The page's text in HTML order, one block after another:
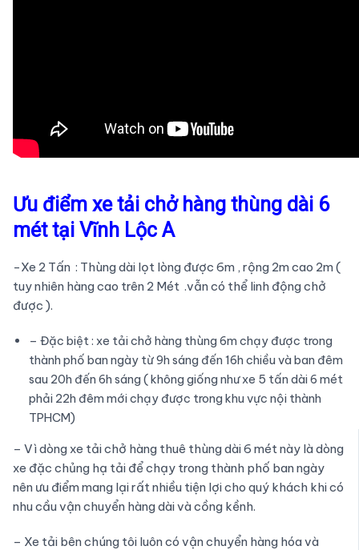
Ưu điểm xe tải chở hàng thùng dài 6
mét tại Vĩnh Lộc A
-Xe 2 Tấn : Thùng dài lọt lòng được 6m , rộng 2m cao 2m (
tuy nhiên hàng cao trên 2 Mét .vẫn có thể linh động chở
được ).
– Đặc biệt : xe tải chở hàng thùng 6m chạy được trong
thành phố ban ngày từ 9h sáng đến 16h chiều và ban đêm
sau 20h đến 6h sáng ( không giống như xe 5 tấn dài 6 mét
phải 22h đêm mới chạy được trong khu vực nội thành
TPHCM)
– Vì dòng xe tải chở hàng thuê thùng dài 6 mét này là dòng
xe đặc chủng hạ tải để chạy trong thành phố ban ngày
nên ưu điểm mang lại rất nhiều tiện lợi cho quý khách khi có
nhu cầu vận chuyển hàng dài và cồng kềnh.
– Xe tải bên chúng tôi luôn có vận chuyển hàng hóa và